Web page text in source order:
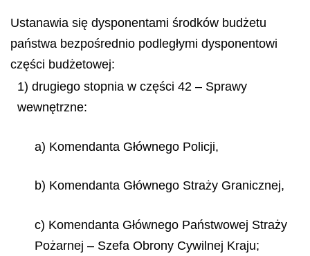
Ustanawia się dysponentami środków budżetu
państwa bezpośrednio podległymi dysponentowi
części budżetowej:
1) drugiego stopnia w części 42 – Sprawy
wewnętrzne:
a) Komendanta Głównego Policji,
b) Komendanta Głównego Straży Granicznej,
c) Komendanta Głównego Państwowej Straży
Pożarnej – Szefa Obrony Cywilnej Kraju;